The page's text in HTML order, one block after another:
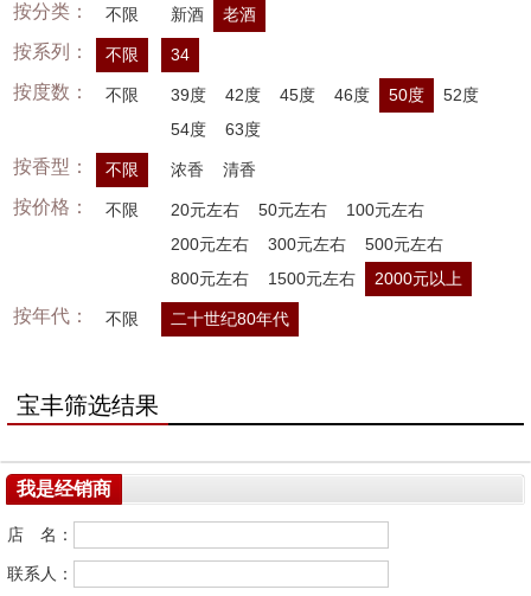
按分类： 不限 新酒 老酒
按系列： 不限 34
按度数： 不限 39度 42度 45度 46度 50度
52度
54度
63度
按香型： 不限 浓香 清香
按价格： 不限 20元左右 50元左右
100元左右
200元左右
300元左右
500元左右
800元左右
1500元左右 2000元以上
按年代： 不限 二十世纪80年代
宝丰筛选结果
我是经销商
店 名：
联系人：